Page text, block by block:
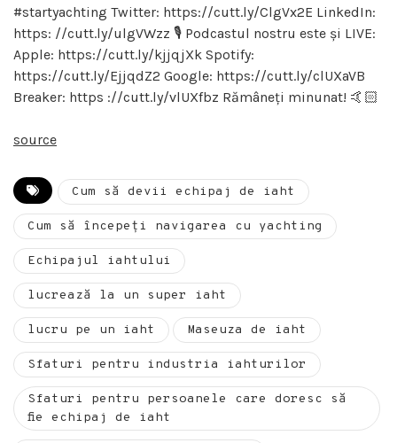
#startyachting Twitter: https://cutt.ly/ClgVx2E LinkedIn:
https: //cutt.ly/ulgVWzz 🎙 Podcastul nostru este și LIVE:
Apple: https://cutt.ly/kjjqjXk Spotify:
https://cutt.ly/EjjqdZ2 Google: https://cutt.ly/clUXaVB
Breaker: https ://cutt.ly/vlUXfbz Rămâneți minunat! 🤙🏻
source
Cum să devii echipaj de iaht
Cum să începeți navigarea cu yachting
Echipajul iahtului
lucrează la un super iaht
lucru pe un iaht Maseuza de iaht
Sfaturi pentru industria iahturilor
Sfaturi pentru persoanele care doresc să
fie echipaj de iaht